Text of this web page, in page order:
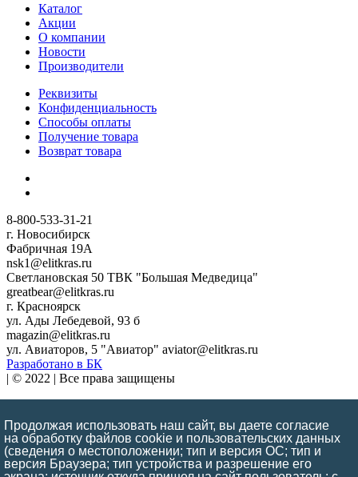
Каталог
Акции
О компании
Новости
Производители
Реквизиты
Конфиденциальность
Способы оплаты
Получение товара
Возврат товара
8-800-533-31-21
г. Новосибирск
Фабричная 19А
nsk1@elitkras.ru
Светлановская 50 ТВК "Большая Медведица"
greatbear@elitkras.ru
г. Красноярск
ул. Ады Лебедевой, 93 б
magazin@elitkras.ru
ул. Авиаторов, 5 "Авиатор" aviator@elitkras.ru
Разработано в БК
| © 2022 | Все права защищены
носит исключительно информационный и ознакомительный
характер и ни при каких условиях информационные
материалы и цены, размещенные на сайте, не являются
публичной офертой, определяемой положениями ст. 437 ГК
Продолжая использовать наш сайт, вы даете согласие
на обработку файлов cookie и пользовательских данных
(сведения о местоположении; тип и версия ОС; тип и
версия Браузера; тип устройства и разрешение его